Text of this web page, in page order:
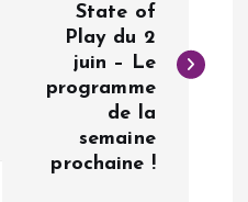
State of
Play du 2
juin – Le
programme
de la
semaine
prochaine !